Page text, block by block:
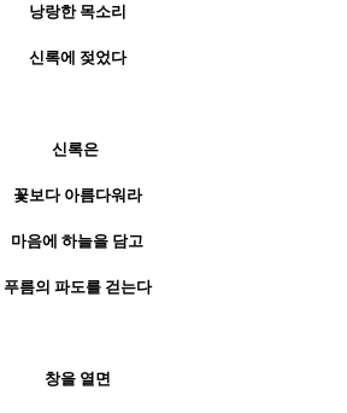
낭랑한 목소리
신록에 젖었다
신록은
꽃보다 아름다워라
마음에 하늘을 담고
푸름의 파도를 걷는다
창을 열면